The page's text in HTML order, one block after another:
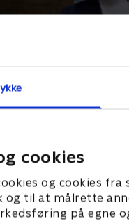
cookies
og cookies
og til at målrette
på egne
Søster Frances tager
kvinde, der lider af dybe
Trixie skaber
1. maj 2023 • 58 min